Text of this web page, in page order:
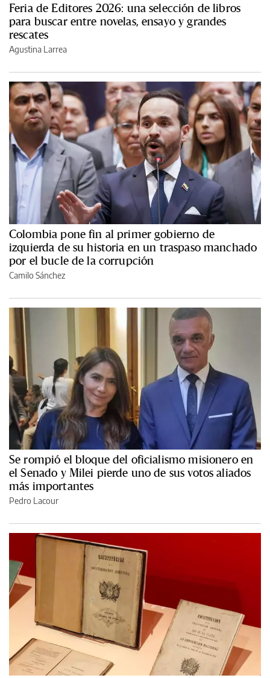
Feria de Editores 2026: una selección de libros
para buscar entre novelas, ensayo y grandes
rescates
Agustina Larrea
Colombia pone fin al primer gobierno de
izquierda de su historia en un traspaso manchado
por el bucle de la corrupción
Camilo Sánchez
Se rompió el bloque del oficialismo misionero en
el Senado y Milei pierde uno de sus votos aliados
más importantes
Pedro Lacour